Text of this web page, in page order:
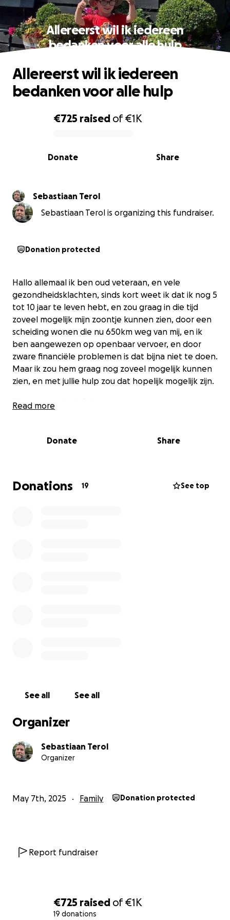
€725 raised of€1K
19 donations
Allereerst wil ik iedereen
bedanken voor alle hulp
0% complete
€725 raised of€1K
Share
Donate
Allereerst wil ik iedereen
bedanken voor alle hulp
Sebastiaan Terol
Sebastiaan Terol is organizing this fundraiser.
Donation protected
Hallo allemaal ik ben oud veteraan, en vele
gezondheidsklachten, sinds kort weet ik dat ik nog 5
tot 10 jaar te leven hebt, en zou graag in die tijd
zoveel mogelijk mijn zoontje kunnen zien, door een
scheiding wonen die nu 650km weg van mij, en ik
ben aangewezen op openbaar vervoer, en door
zware financiële problemen is dat bijna niet te doen.
Maar ik zou hem graag nog zoveel mogelijk kunnen
zien, en met jullie hulp zou dat hopelijk mogelijk zijn.
Bij voorbaat dank Sebastiaan
Read more
Donate Share
Donations 19 See top
See all See all
Organizer
Sebastiaan Terol
Organizer
May 7th, 2025 Family Donation protected
Report fundraiser